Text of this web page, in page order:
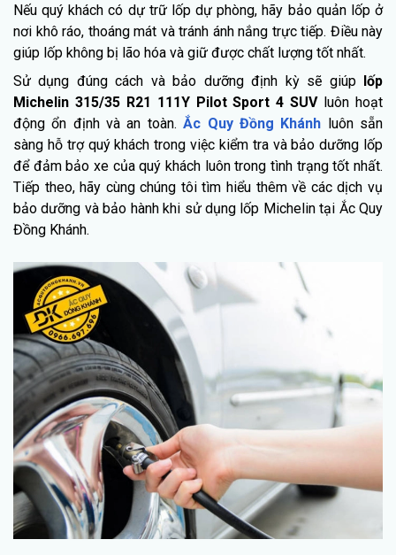
Nếu quý khách có dự trữ lốp dự phòng, hãy bảo quản lốp ở
nơi khô ráo, thoáng mát và tránh ánh nắng trực tiếp. Điều này
giúp lốp không bị lão hóa và giữ được chất lượng tốt nhất.
Sử dụng đúng cách và bảo dưỡng định kỳ sẽ giúplốp
Michelin 315/35 R21 111Y Pilot Sport 4 SUV luôn hoạt
động ổn định và an toàn.Ắc Quy Đồng Khánh luôn sẵn
sàng hỗ trợ quý khách trong việc kiểm tra và bảo dưỡng lốp
để đảm bảo xe của quý khách luôn trong tình trạng tốt nhất.
Tiếp theo, hãy cùng chúng tôi tìm hiểu thêm về các dịch vụ
bảo dưỡng và bảo hành khi sử dụng lốp Michelin tại Ắc Quy
Đồng Khánh.